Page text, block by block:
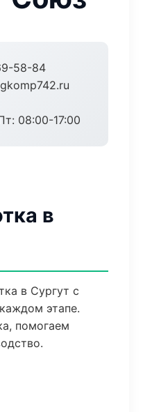
58-84
08:00-17:00
в
в Сургут с
этапе.
помогаем